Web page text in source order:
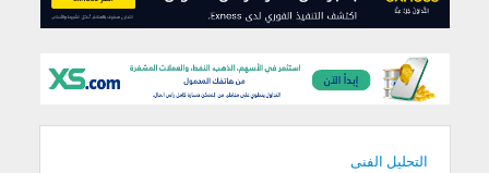
التحليل الفنى